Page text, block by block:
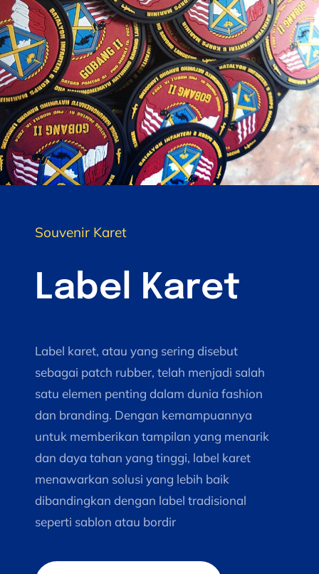
Souvenir Karet
Label Karet
Label karet, atau yang sering disebut
sebagai patch rubber, telah menjadi salah
satu elemen penting dalam dunia fashion
dan branding. Dengan kemampuannya
untuk memberikan tampilan yang menarik
dan daya tahan yang tinggi, label karet
menawarkan solusi yang lebih baik
dibandingkan dengan label tradisional
seperti sablon atau bordir